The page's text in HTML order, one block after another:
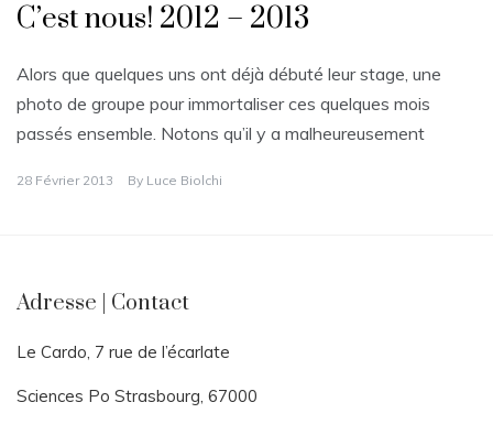
C’est nous! 2012 – 2013
Alors que quelques uns ont déjà débuté leur stage, une
photo de groupe pour immortaliser ces quelques mois
passés ensemble. Notons qu’il y a malheureusement
28 Février 2013 By Luce Biolchi
Adresse | Contact
Le Cardo, 7 rue de l’écarlate
Sciences Po Strasbourg, 67000